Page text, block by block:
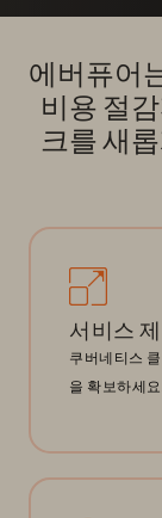
에버퓨어
비용 절
크를 새
서비스
쿠버네티스
을 확보하세